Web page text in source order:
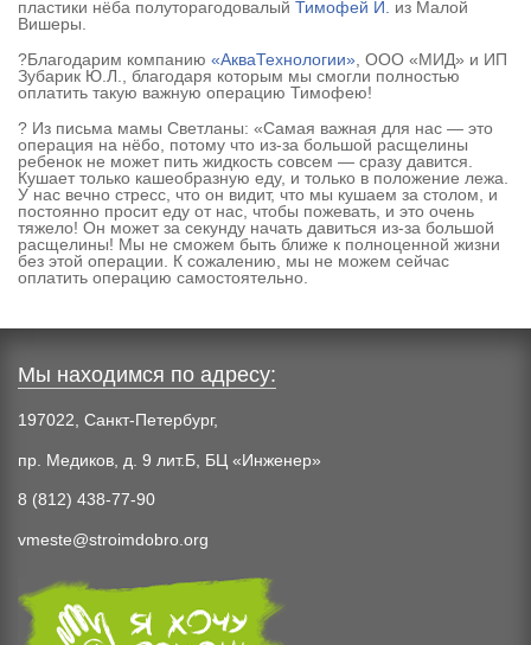
пластики нёба полуторагодовалый Тимофей И.
из Малой
Вишеры.
?Благодарим компанию «АкваТехнологии» , ООО «МИД» и ИП
Зубарик Ю.Л., благодаря которым мы смогли полностью
оплатить такую важную операцию Тимофею!
? Из письма мамы Светланы: «Самая важная для нас — это
операция на нёбо, потому что из-за большой расщелины
ребенок не может пить жидкость совсем — сразу давится.
Кушает только кашеобразную еду, и только в положение лежа.
У нас вечно стресс, что он видит, что мы кушаем за столом, и
постоянно просит еду от нас, чтобы пожевать, и это очень
тяжело! Он может за секунду начать давиться из-за большой
расщелины! Мы не сможем быть ближе к полноценной жизни
без этой операции. К сожалению, мы не можем сейчас
оплатить операцию самостоятельно.
Мы находимся по адресу:
197022, Санкт-Петербург,
пр. Медиков, д. 9 лит.Б, БЦ «Инженер»
8 (812) 438-77-90
vmeste@stroimdobro.org